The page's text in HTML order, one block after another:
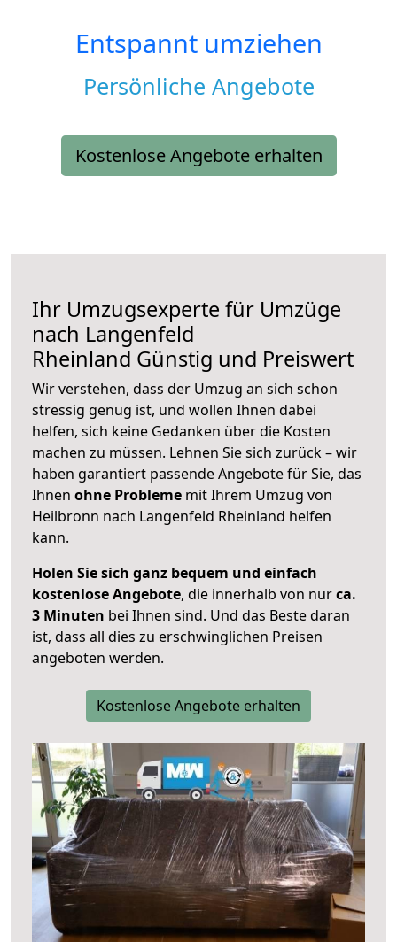
Entspannt umziehen
Persönliche Angebote
Kostenlose Angebote erhalten
Ihr Umzugsexperte für Umzüge
nach Langenfeld
Rheinland Günstig und Preiswert
Wir verstehen, dass der Umzug an sich schon
stressig genug ist, und wollen Ihnen dabei
helfen, sich keine Gedanken über die Kosten
machen zu müssen. Lehnen Sie sich zurück – wir
haben garantiert passende Angebote für Sie, das
Ihnen ohne Probleme mit Ihrem Umzug von
Heilbronn nach Langenfeld Rheinland helfen
kann.
Holen Sie sich ganz bequem und einfach
kostenlose Angebote, die innerhalb von nurca.
3 Minuten bei Ihnen sind. Und das Beste daran
ist, dass all dies zu erschwinglichen Preisen
angeboten werden.
Kostenlose Angebote erhalten